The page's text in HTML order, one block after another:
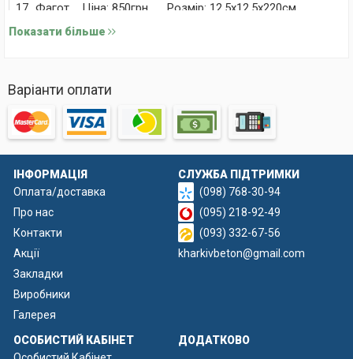
17_Фагот Ціна: 850грн Розмір: 12,5х12,5х220см
17_Фагот Ціна: 850грн Розмір: 12,5х12,5х220см
9_Цегла
Показати більше
Варіанти оплати
ІНФОРМАЦІЯ
Оплата/доставка
Про нас
Контакти
Акції
Закладки
Виробники
Галерея
СЛУЖБА ПІДТРИМКИ
(098) 768-30-94
(095) 218-92-49
(093) 332-67-56
kharkivbeton@gmail.com
ОСОБИСТИЙ КАБІНЕТ
ДОДАТКОВО